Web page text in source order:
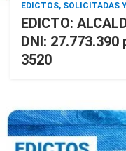
EDICTOS, SOLICITADAS
EDICTO:
DNI:
3520